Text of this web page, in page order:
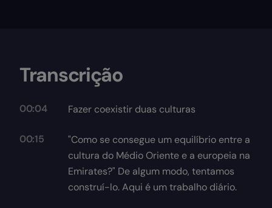
Transcrição
00:04 Fazer coexistir duas culturas
00:15
"Como se consegue um equilíbrio entre a
cultura do Médio Oriente e a europeia na
Emirates?" De algum modo, tentamos
construí-lo. Aqui é um trabalho diário.